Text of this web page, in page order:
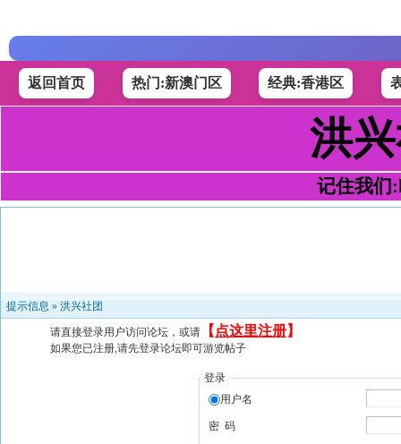
返回首页 热门:新澳门区 经典:香港区
洪
记住我们
提示信息 » 洪兴社团
请直接登录用户访问论坛，或请 【 点这里注册】
如果您已注册,请先登录论坛即可游览帖子
登录
用户名
密 码